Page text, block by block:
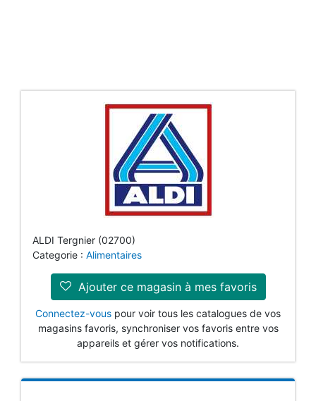
ALDI Tergnier (02700)
Categorie : Alimentaires
Ajouter ce magasin à mes favoris
Connectez-vous pour voir tous les catalogues de vos
magasins favoris, synchroniser vos favoris entre vos
appareils et gérer vos notifications.